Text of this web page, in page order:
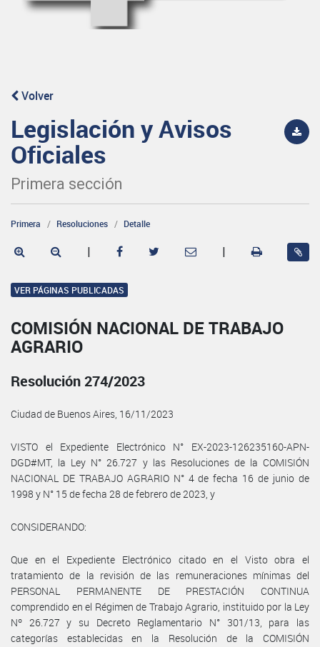
Volver
Legislación y Avisos
Oficiales
Primera sección
Primera Resoluciones Detalle
| |
VER PÁGINAS PUBLICADAS
COMISIÓN NACIONAL DE TRABAJO
AGRARIO
Resolución 274/2023
Ciudad de Buenos Aires, 16/11/2023
VISTO el Expediente Electrónico N° EX-2023-126235160-APN-
DGD#MT, la Ley N° 26.727 y las Resoluciones de la COMISIÓN
NACIONAL DE TRABAJO AGRARIO N° 4 de fecha 16 de junio de
1998 y N° 15 de fecha 28 de febrero de 2023, y
CONSIDERANDO:
Que en el Expediente Electrónico citado en el Visto obra el
tratamiento de la revisión de las remuneraciones mínimas del
PERSONAL PERMANENTE DE PRESTACIÓN CONTINUA
comprendido en el Régimen de Trabajo Agrario, instituido por la Ley
Nº 26.727 y su Decreto Reglamentario N° 301/13, para las
categorías establecidas en la Resolución de la COMISIÓN